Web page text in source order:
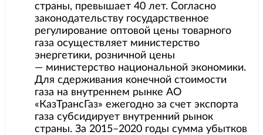
страны, превышает 40 лет. Согласно
законодательству государственное
регулирование оптовой цены товарного
газа осуществляет министерство
энергетики, розничной цены
— министерство национальной экономики.
Для сдерживания конечной стоимости
газа на внутреннем рынке АО
«КазТрансГаз» ежегодно за счет экспорта
газа субсидирует внутренний рынок
страны. За 2015–2020 годы сумма убытков